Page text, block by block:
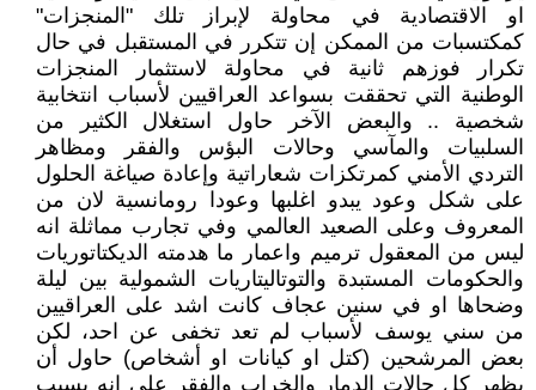
او الاقتصادية في محاولة لإبراز تلك "المنجزات"
كمكتسبات من الممكن إن تتكرر في المستقبل في حال
تكرار فوزهم ثانية في محاولة لاستثمار المنجزات
الوطنية التي تحققت بسواعد العراقيين لأسباب انتخابية
شخصية .. والبعض الآخر حاول استغلال الكثير من
السلبيات والمآسي وحالات البؤس والفقر ومظاهر
التردي الأمني كمرتكزات شعاراتية وإعادة صياغة الحلول
على شكل وعود يبدو اغلبها وعودا رومانسية لان من
المعروف وعلى الصعيد العالمي وفي تجارب مماثلة انه
ليس من المعقول ترميم واعمار ما هدمته الديكتاتوريات
والحكومات المستبدة والتوتاليتاريات الشمولية بين ليلة
وضحاها او في سنين عجاف كانت اشد على العراقيين
من سني يوسف لأسباب لم تعد تخفى عن احد، لكن
بعض المرشحين (كتل او كيانات او أشخاص) حاول أن
يظهر كل حالات الدمار والخراب والفقر على انه بسبب